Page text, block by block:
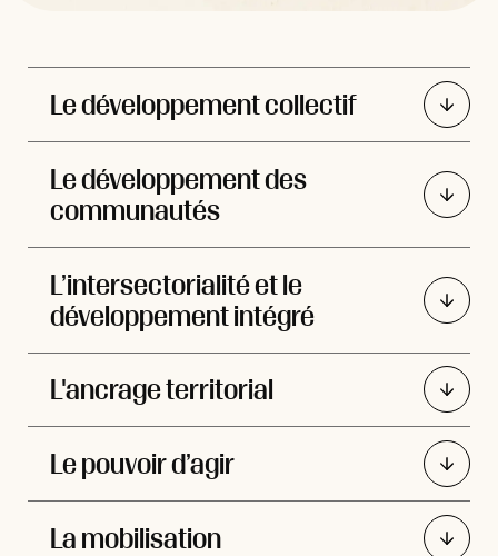
Le développement collectif
Le développement des
communautés
L’intersectorialité et le
développement intégré
L'ancrage territorial
Le pouvoir d’agir
La mobilisation